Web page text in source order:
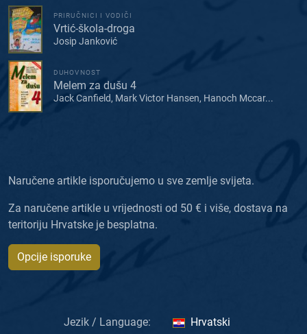
PRIRUČNICI I VODIČI
Vrtić-škola-droga
Josip Janković
DUHOVNOST
Melem za dušu 4
Jack Canfield, Mark Victor Hansen, Hanoch Mccar...
Naručene artikle isporučujemo u sve zemlje svijeta.
Za naručene artikle u vrijednosti od 50 € i više, dostava na
teritoriju Hrvatske je besplatna.
Opcije isporuke
Jezik / Language: Hrvatski